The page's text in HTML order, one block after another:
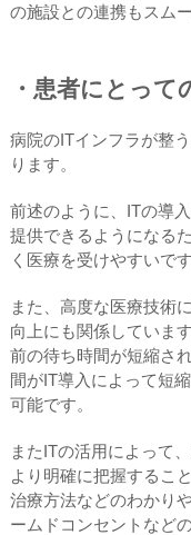
の施設との連携もスム
・患者にとっ
病院のITインフラが整
ります。
前述のように、ITの導
提供できるようになる
く医療を受けやすいです
また、高度な医療技術
向上にも関係していま
前の待ち時間が短縮さ
間がIT導入によって短
可能です。
またITの活用によって
より明確に把握するこ
治療方法などのわかり
ームドコンセントなど